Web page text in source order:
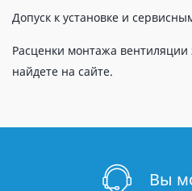
Допуск к установке и
Расценки монтажа
найдете на сайте.
Вы